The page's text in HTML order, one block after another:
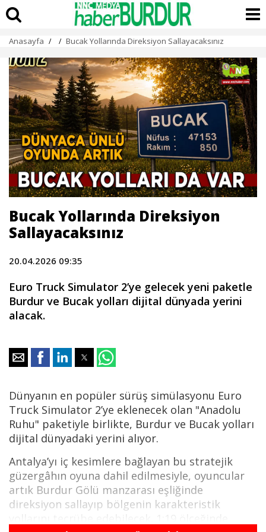
Anasayfa / / Bucak Yollarında Direksiyon Sallayacaksınız
Bucak Yollarında Direksiyon
Sallayacaksınız
20.04.2026 09:35
Euro Truck Simulator 2’ye gelecek yeni paketle
Burdur ve Bucak yolları dijital dünyada yerini
alacak.
Dünyanın en popüler sürüş simülasyonu Euro
Truck Simulator 2’ye eklenecek olan "Anadolu
Ruhu" paketiyle birlikte, Burdur ve Bucak yolları
dijital dünyadaki yerini alıyor.
Antalya’yı iç kesimlere bağlayan bu stratejik
güzergâhın oyuna dahil edilmesiyle, oyuncular
artık Burdur Gölü manzarası eşliğinde
direksiyon sallayıp bölgenin karakteristik